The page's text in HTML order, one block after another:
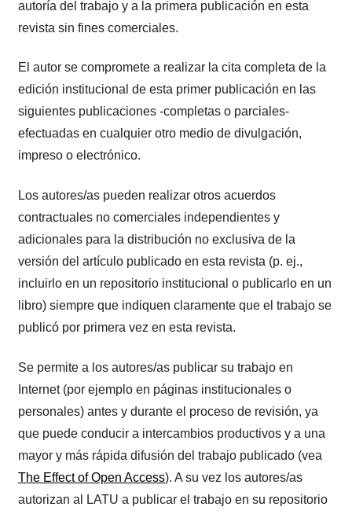
autoría del trabajo y a la primera publicación en esta
revista sin fines comerciales.
El autor se compromete a realizar la cita completa de la
edición institucional de esta primer publicación en las
siguientes publicaciones -completas o parciales-
efectuadas en cualquier otro medio de divulgación,
impreso o electrónico.
Los autores/as pueden realizar otros acuerdos
contractuales no comerciales independientes y
adicionales para la distribución no exclusiva de la
versión del artículo publicado en esta revista (p. ej.,
incluirlo en un repositorio institucional o publicarlo en un
libro) siempre que indiquen claramente que el trabajo se
publicó por primera vez en esta revista.
Se permite a los autores/as publicar su trabajo en
Internet (por ejemplo en páginas institucionales o
personales) antes y durante el proceso de revisión, ya
que puede conducir a intercambios productivos y a una
mayor y más rápida difusión del trabajo publicado (vea
The Effect of Open Access). A su vez los autores/as
autorizan al LATU a publicar el trabajo en su repositorio